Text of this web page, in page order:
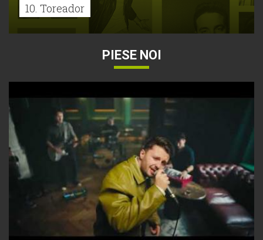
10. Toreador
PIESE NOI